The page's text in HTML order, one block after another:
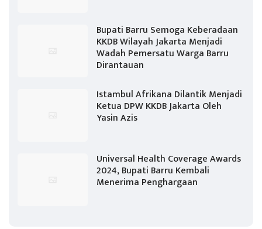
Bupati Barru Semoga Keberadaan
KKDB Wilayah Jakarta Menjadi
Wadah Pemersatu Warga Barru
Dirantauan
Istambul Afrikana Dilantik Menjadi
Ketua DPW KKDB Jakarta Oleh
Yasin Azis
Universal Health Coverage Awards
2024, Bupati Barru Kembali
Menerima Penghargaan